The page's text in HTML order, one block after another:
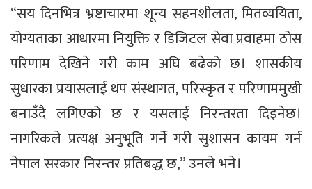
“सय दिनभित्र भ्रष्टाचारमा शून्य सहनशीलता, मितव्ययिता,
योग्यताका आधारमा नियुक्ति र डिजिटल सेवा प्रवाहमा ठोस
परिणाम देखिने गरी काम अघि बढेको छ। शासकीय
सुधारका प्रयासलाई थप संस्थागत, परिस्कृत र परिणाममुखी
बनाउँदै लगिएको छ र यसलाई निरन्तरता दिइनेछ।
नागरिकले प्रत्यक्ष अनुभूति गर्ने गरी सुशासन कायम गर्न
नेपाल सरकार निरन्तर प्रतिबद्ध छ,” उनले भने।